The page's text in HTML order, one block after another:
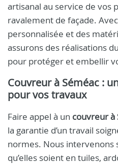
artisanal au service de vos
ravalement de façade.
personnalisée et des
assurons des réalisations
pour protéger et embellir
Couvreur à Séméac :
pour vos travaux
Faire appel à un couvreur à
la garantie d’un travail
normes. Nous intervenons
qu’elles soient en tuiles,